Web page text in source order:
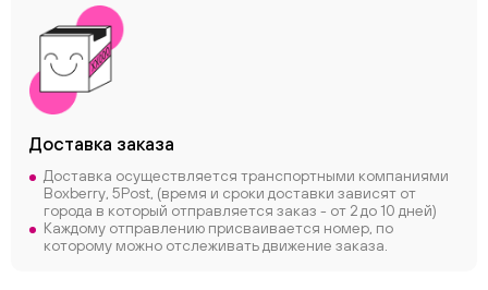
Доставка заказа
Доставка осуществляется транспортными компаниями
Boxberry, 5Post, (время и сроки доставки зависят от
города в который отправляется заказ - от 2 до 10 дней)
Каждому отправлению присваивается номер, по
которому можно отслеживать движение заказа.